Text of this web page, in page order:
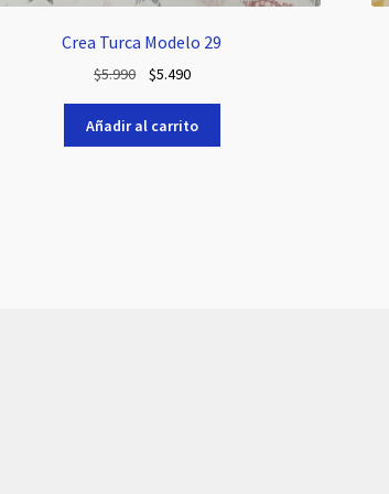
Crea Turca Modelo 29
$5.990
El
original
era:
$5.490El
actual
es:
Añadir al carrito